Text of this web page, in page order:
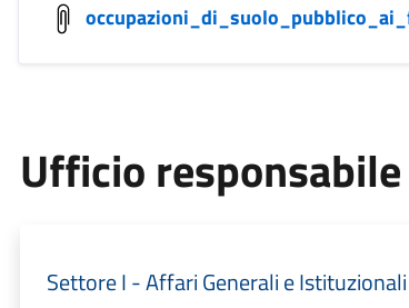
Ufficio
Settore I - Affari Generali e Istituzionali